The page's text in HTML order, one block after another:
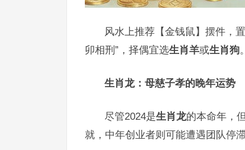
风水上推荐【金钱鼠】摆件，
卯相刑”，择偶宜选生肖羊或生肖狗。
生肖龙：母慈子孝的晚年运势
尽管2024是生肖龙的本命年，
就，中年创业者则可能遭遇团队停